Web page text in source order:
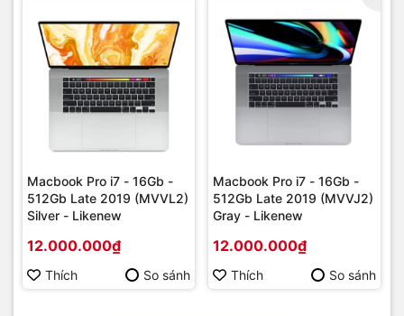
Macbook Pro i7 - 16Gb -
512Gb Late 2019 (MVVL2)
Silver - Likenew
12.000.000₫
Thích So sánh
Macbook Pro i7 - 16Gb -
512Gb Late 2019 (MVVJ2)
Gray - Likenew
12.000.000₫
Thích So sánh